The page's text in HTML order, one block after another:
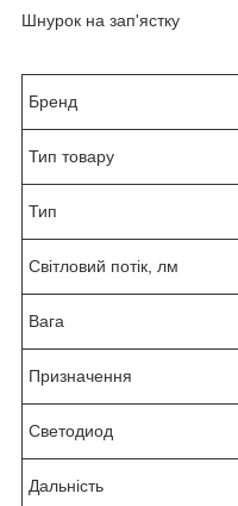
Шнурок на зап'ястку
Бренд
Тип товару
Тип
Світловий потік, лм
Вага
Призначення
Светодиод
Дальність